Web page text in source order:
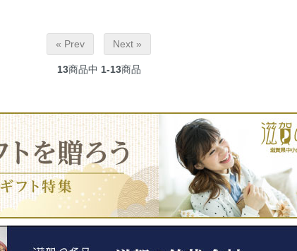
« Prev Next »
13商品中 1-13商品